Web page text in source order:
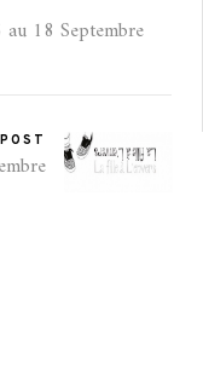
18 Septembre